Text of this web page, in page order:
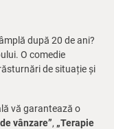
după 20 de ani?
O comedie
de situație și
vă garantează o
vânzare”, „Terapie